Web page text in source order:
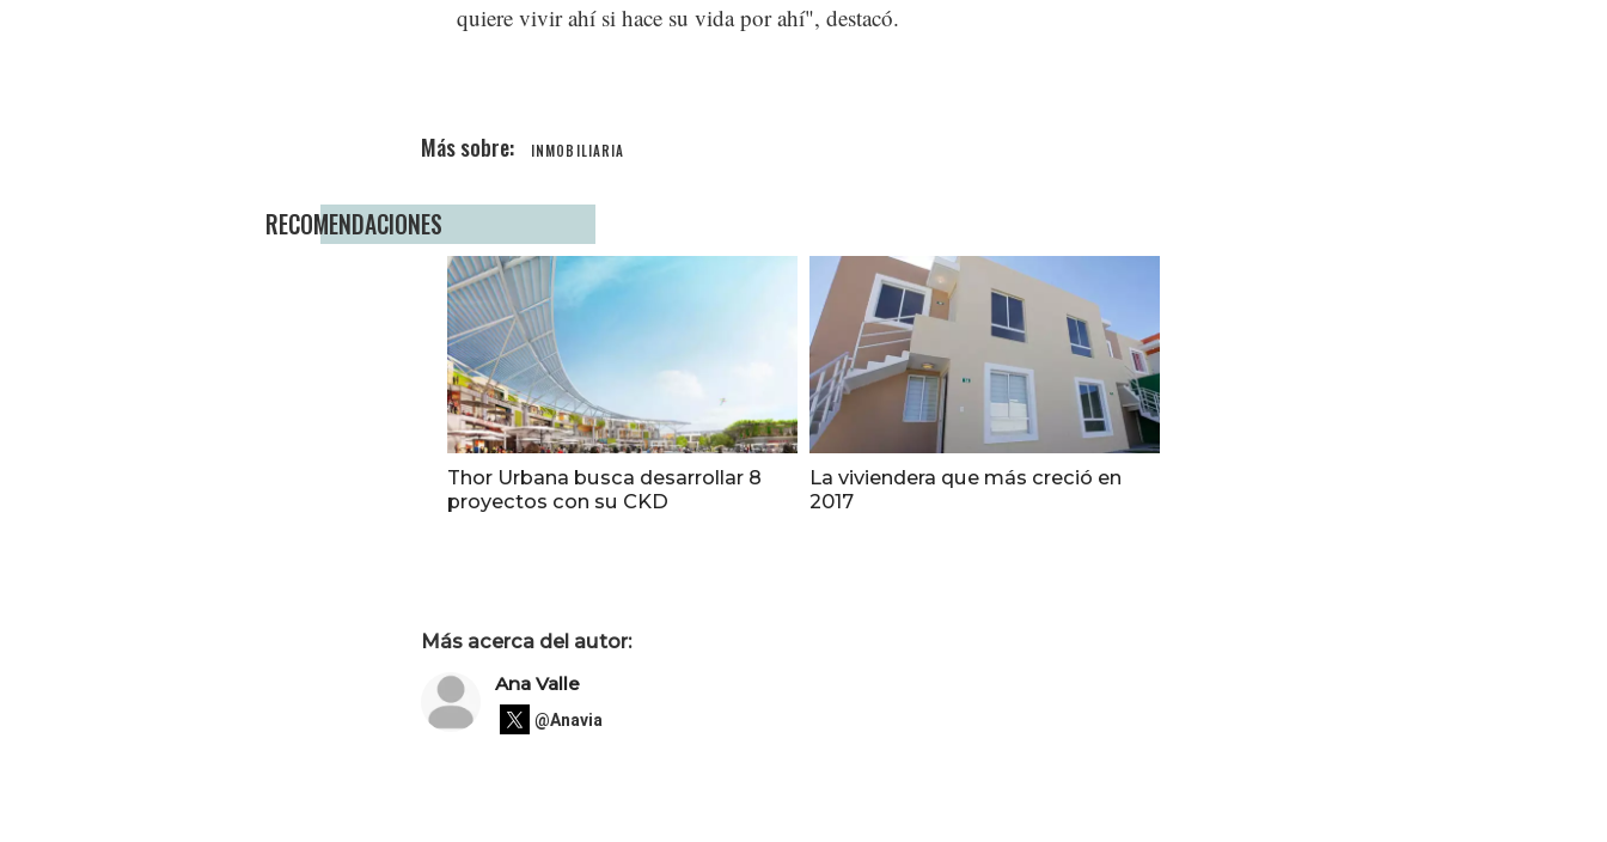
quiere vivir ahí si hace su vida por ahí", destacó.
INMOBILIARIA
RECOMENDACIONES
Thor Urbana busca desarrollar 8
proyectos con su CKD
La viviendera que más creció en
2017
Más acerca del autor:
Ana Valle
@Anavia